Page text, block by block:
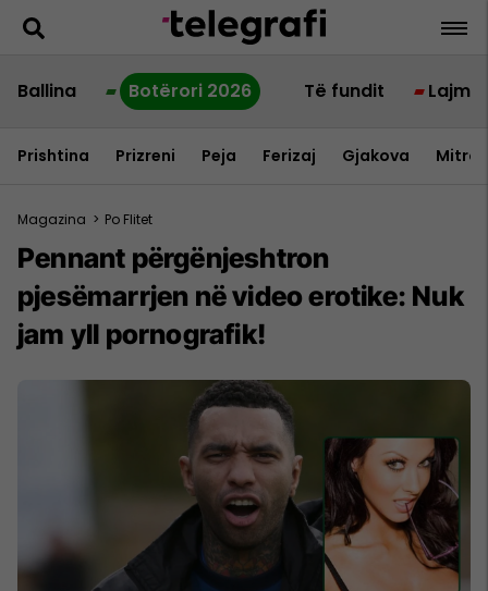
Ballina Botërori 2026 Të fundit Lajme
Prishtina Prizreni Peja Ferizaj Gjakova
Magazina > Po Flitet
Pennant përgënjeshtron
pjesëmarrjen në video erotike: Nuk
jam yll pornografik!